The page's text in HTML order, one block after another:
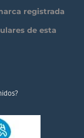
registrada
de esta